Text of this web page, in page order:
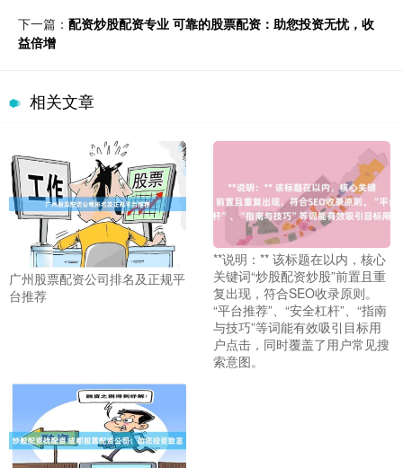
下一篇： 配资炒股配资专业 可靠的股票配资：助您投资无忧，收
益倍增
相关文章
广州股票配资公司排名及正规平
台推荐
**说明：** 该标题在以内，核心
关键词“炒股配资炒股”前置且重
复出现，符合SEO收录原则。
“平台推荐”、“安全杠杆”、“指南
与技巧”等词能有效吸引目标用
户点击，同时覆盖了用户常见搜
索意图。